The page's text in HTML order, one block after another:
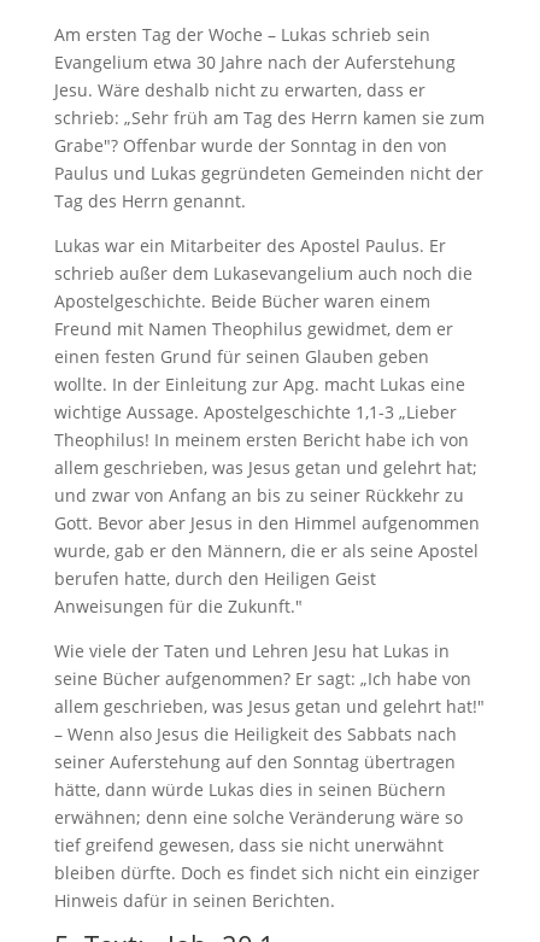
Am ersten Tag der Woche – Lukas schrieb sein
Evangelium etwa 30 Jahre nach der Auferstehung
Jesu. Wäre deshalb nicht zu erwarten, dass er
schrieb: „Sehr früh am Tag des Herrn kamen sie zum
Grabe"? Offenbar wurde der Sonntag in den von
Paulus und Lukas gegründeten Gemeinden nicht der
Tag des Herrn genannt.
Lukas war ein Mitarbeiter des Apostel Paulus. Er
schrieb außer dem Lukasevangelium auch noch die
Apostelgeschichte. Beide Bücher waren einem
Freund mit Namen Theophilus gewidmet, dem er
einen festen Grund für seinen Glauben geben
wollte. In der Einleitung zur Apg. macht Lukas eine
wichtige Aussage. Apostelgeschichte 1,1-3 „Lieber
Theophilus! In meinem ersten Bericht habe ich von
allem geschrieben, was Jesus getan und gelehrt hat;
und zwar von Anfang an bis zu seiner Rückkehr zu
Gott. Bevor aber Jesus in den Himmel aufgenommen
wurde, gab er den Männern, die er als seine Apostel
berufen hatte, durch den Heiligen Geist
Anweisungen für die Zukunft."
Wie viele der Taten und Lehren Jesu hat Lukas in
seine Bücher aufgenommen? Er sagt: „Ich habe von
allem geschrieben, was Jesus getan und gelehrt hat!"
– Wenn also Jesus die Heiligkeit des Sabbats nach
seiner Auferstehung auf den Sonntag übertragen
hätte, dann würde Lukas dies in seinen Büchern
erwähnen; denn eine solche Veränderung wäre so
tief greifend gewesen, dass sie nicht unerwähnt
bleiben dürfte. Doch es findet sich nicht ein einziger
Hinweis dafür in seinen Berichten.